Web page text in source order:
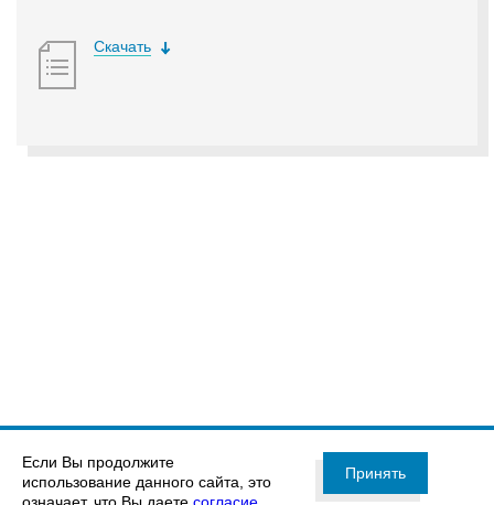
Скачать
Если Вы продолжите
использование данного сайта, это
Принять